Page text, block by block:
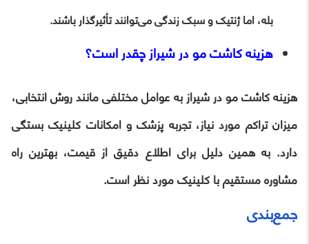
بله، اما ژنتیک و سبک زندگی می‌توانند تأثیرگذار باشند.
هزینه کاشت مو در شیراز چقدر است؟
هزینه کاشت مو در شیراز به عوامل مختلفی مانند روش انتخابی،
میزان تراکم مورد نیاز، تجربه پزشک و امکانات کلینیک بستگی
دارد. به همین دلیل برای اطلاع دقیق از قیمت، بهترین راه
مشاوره مستقیم با کلینیک مورد نظر است.
جمع‌بندی